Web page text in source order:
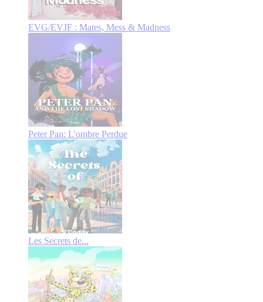
EVG/EVJF : Mates, Mess & Madness
Peter Pan: L'ombre Perdue
Les Secrets de...